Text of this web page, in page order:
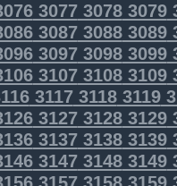
307730783079
308730883089
309730983099
310731083109
311731183119
312731283129
313731383139
314731483149